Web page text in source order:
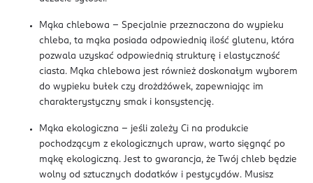
Mąka chlebowa – Specjalnie przeznaczona do wypieku
chleba, ta mąka posiada odpowiednią ilość glutenu, która
pozwala uzyskać odpowiednią strukturę i elastyczność
ciasta. Mąka chlebowa jest również doskonałym wyborem
do wypieku bułek czy drożdżówek, zapewniając im
charakterystyczny smak i konsystencję.
Mąka ekologiczna – jeśli zależy Ci na produkcie
pochodzącym z ekologicznych upraw, warto sięgnąć po
mąkę ekologiczną. Jest to gwarancja, że Twój chleb będzie
wolny od sztucznych dodatków i pestycydów. Musisz